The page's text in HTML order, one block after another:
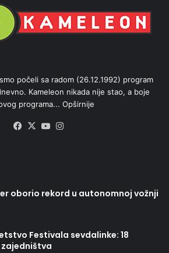
počeli sa radom (26.12.1992) program
Kameleon nikada nije stao, a boje
programa... Opširnije
Facebook
X YouTube
oborio rekord u autonomnoj vožnji
Festivala sevdalinke: 18